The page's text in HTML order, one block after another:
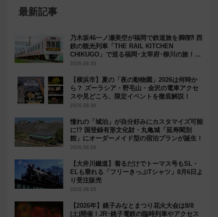
最新記事
乃木坂46一ノ瀬美空が福岡で鉄道旅を満喫⁈ 西
鉄の観光列車「THE RAIL KITCHEN
CHIKUGO」で巡る福岡･太宰府･柳川の旅！
YouTubeが公開に
2026.08.06
【横浜市】夏の「夜の動物園」2026は何時か
ら？ ズーラシア・野毛山・金沢の電車アクセ
スや見どころ、限定イベントを徹底解説！
2026.08.06
憧れの「城泊」が自分好みにカスタマイズ可能
に!? 国登録有形文化財・丸亀城「延寿閣別
館」にオーダーメイド型の宿泊プランが誕生！
2026.08.06
【大井川鐵道】着るだけでトーマス号もSL・
ELも乗れる「フリーきっぷTシャツ」8月6日よ
り受注販売
2026.08.05
【2026年】銚子みなとまつり花火大会は8/8
(土)開催！JR･銚子電鉄の臨時列車やアクセス